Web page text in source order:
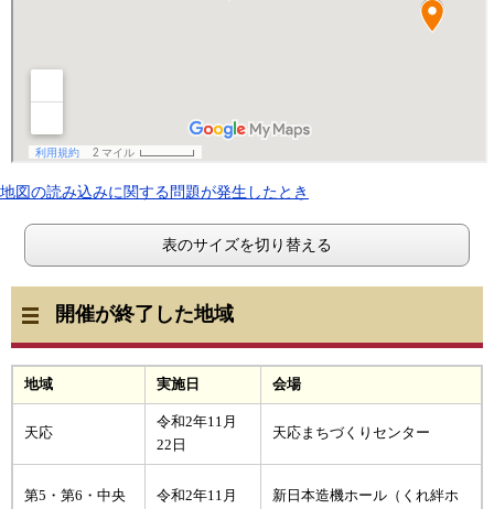
地図の読み込みに関する問題が発生したとき
表のサイズを切り替える
地域 実施日 会場
開催が終了した地域
天応
令和2年11月
22日
天応まちづくりセンター
第5・第6・中央
令和2年11月
新日本造機ホール（くれ絆ホ